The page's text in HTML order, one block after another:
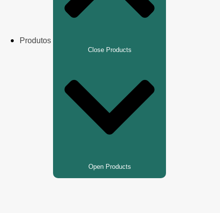
Produtos
Close Products
Open Products